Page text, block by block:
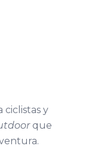
ciclistas y
que